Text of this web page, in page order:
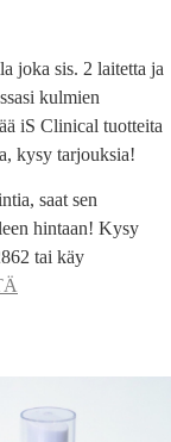
joka sis. 2 laitetta ja
kulmien
iS Clinical tuotteita
kysy tarjouksia!
saat sen
hintaan! Kysy
tai käy